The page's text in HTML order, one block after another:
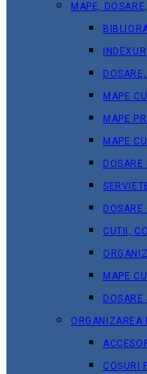
MAPE,
MAPE
MAPE
MAPE
DOSARE
DOSARE
CUTII,
MAPE
ORGANIZAREA
COȘURI